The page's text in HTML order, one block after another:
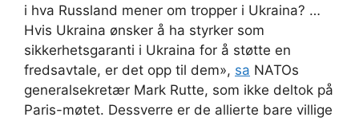
i hva Russland mener om tropper i Ukraina? …
Hvis Ukraina ønsker å ha styrker som
sikkerhetsgaranti i Ukraina for å støtte en
fredsavtale, er det opp til dem», sa NATOs
generalsekretær Mark Rutte, som ikke deltok på
Paris-møtet. Dessverre er de allierte bare villige